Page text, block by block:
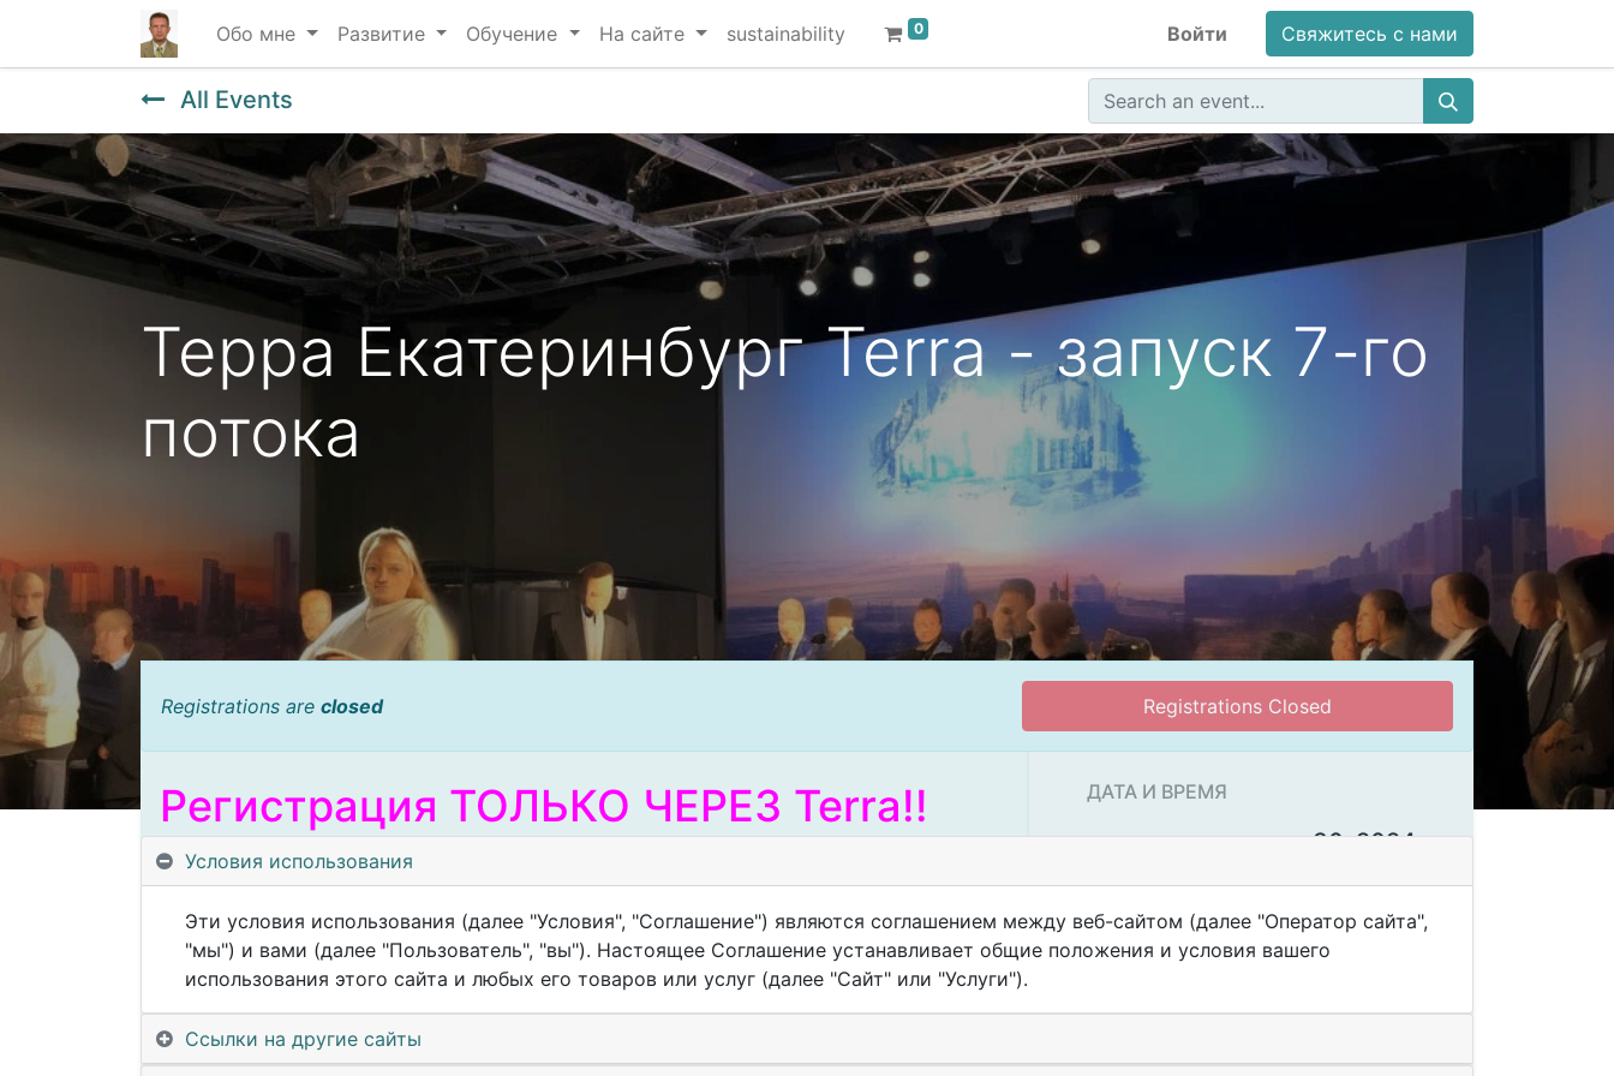
Обо мне Развитие Обучение На сайте sustainability 0 Войти Свяжитесь с нами
All Events
Терра Екатеринбург Terra - запуск 7-го
потока
Registrations are closed Registrations Closed
Регистрация ТОЛЬКО ЧЕРЕЗ Terra!!
Бот Регистрации
Здесь будет описание и ссылки, если их кто-то подготовит
и пришлёт
ДАТА И ВРЕМЯ
воскресенье июня 30, 2024
Условия использования
Эти условия использования (далее "Условия", "Соглашение") являются соглашением между веб-сайтом (далее "Оператор сайта",
"мы") и вами (далее "Пользователь", "вы"). Настоящее Соглашение устанавливает общие положения и условия вашего
использования этого сайта и любых его товаров или услуг (далее "Сайт" или "Услуги").
Ссылки на другие сайты